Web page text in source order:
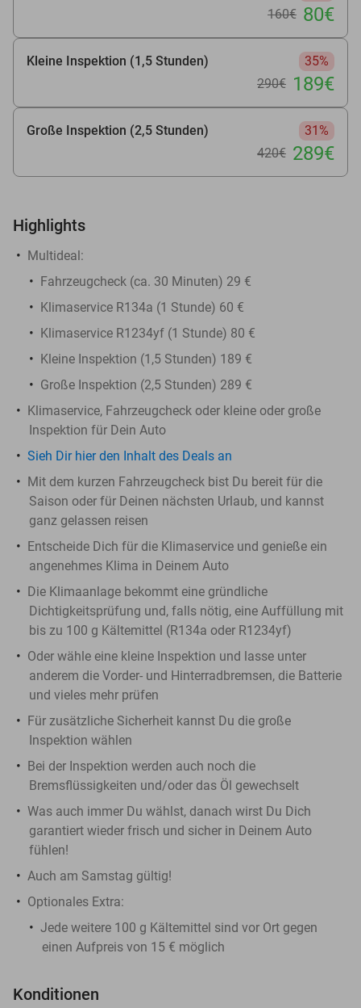
160€ 80€
Kleine Inspektion (1,5 Stunden)
35%
290€ 189€
Große Inspektion (2,5 Stunden)
31%
420€ 289€
Highlights
Multideal:
Fahrzeugcheck (ca. 30 Minuten) 29 €
Klimaservice R134a (1 Stunde) 60 €
Klimaservice R1234yf (1 Stunde) 80 €
Kleine Inspektion (1,5 Stunden) 189 €
Große Inspektion (2,5 Stunden) 289 €
Klimaservice, Fahrzeugcheck oder kleine oder große
Inspektion für Dein Auto
Sieh Dir hier den Inhalt des Deals an
Mit dem kurzen Fahrzeugcheck bist Du bereit für die
Saison oder für Deinen nächsten Urlaub, und kannst
ganz gelassen reisen
Entscheide Dich für die Klimaservice und genieße ein
angenehmes Klima in Deinem Auto
Die Klimaanlage bekommt eine gründliche
Dichtigkeitsprüfung und, falls nötig, eine Auffüllung mit
bis zu 100 g Kältemittel (R134a oder R1234yf)
Oder wähle eine kleine Inspektion und lasse unter
anderem die Vorder- und Hinterradbremsen, die Batterie
und vieles mehr prüfen
Für zusätzliche Sicherheit kannst Du die große
Inspektion wählen
Bei der Inspektion werden auch noch die
Bremsflüssigkeiten und/oder das Öl gewechselt
Was auch immer Du wählst, danach wirst Du Dich
garantiert wieder frisch und sicher in Deinem Auto
fühlen!
Auch am Samstag gültig!
Optionales Extra:
Jede weitere 100 g Kältemittel sind vor Ort gegen
einen Aufpreis von 15 € möglich
Konditionen